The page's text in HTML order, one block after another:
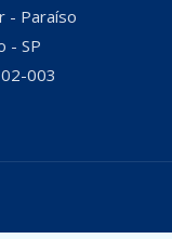
- Paraíso
- SP
003